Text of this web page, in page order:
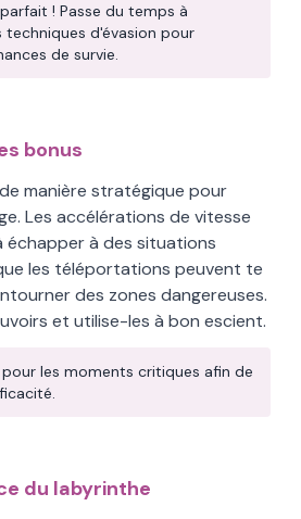
! Passe du temps à
d'évasion pour
de survie.
bonus
manière stratégique pour
Les accélérations de vitesse
échapper à des situations
les téléportations peuvent te
des zones dangereuses.
et utilise-les à bon escient.
les moments critiques afin de
du labyrinthe